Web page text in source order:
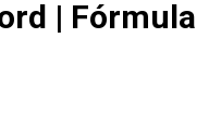
| Fórmula